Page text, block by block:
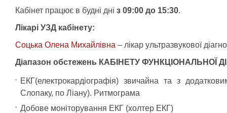
Кабінет працює в будні дні з 09:00 до 15:30.
Лікарі УЗД кабінету:
Соцька Олена Михайлівна – лікар ультразвукової
Діапазон обстежень КАБІНЕТУ ФУНКЦІОНАЛЬНОЇ
ЕКГ(електрокардіографія) звичайна та з
Слопаку, по Ліану). Ритмограма
Добове моніторування ЕКГ (холтер ЕКГ)